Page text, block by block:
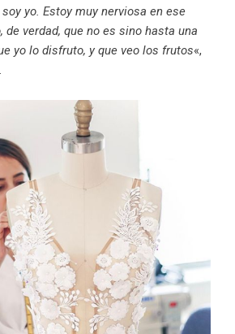
yo. Estoy muy nerviosa en ese
de verdad, que no es sino hasta una
yo lo disfruto, y que veo los frutos«,